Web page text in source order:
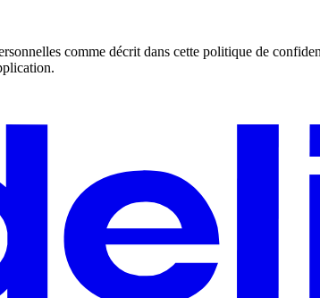
comme décrit dans cette politique de